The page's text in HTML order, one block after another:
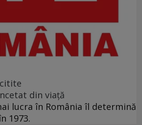
din viață
lucra în România îl determină
1973.